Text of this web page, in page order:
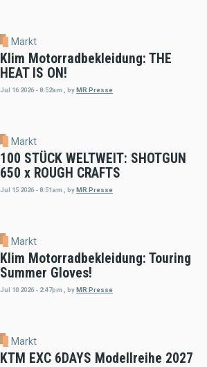
Markt
Klim Motorradbekleidung: THE
HEAT IS ON!
Jul 16 2026 - 8:52am , by MR Presse
Markt
100 STÜCK WELTWEIT: SHOTGUN
650 x ROUGH CRAFTS
Jul 15 2026 - 8:51am , byMR Presse
Markt
Klim Motorradbekleidung: Touring
Summer Gloves!
Jul 10 2026 - 2:47pm byMR Presse
Markt
KTM EXC 6DAYS Modellreihe 2027